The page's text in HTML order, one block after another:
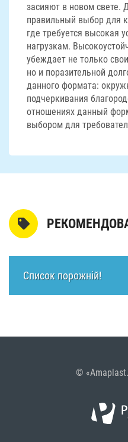
засияют в новом свете.
правильный выбор для
где требуется высокая
нагрузкам.
убеждает не только
но и поразительной
данного формата:
подчеркивания
отношениях данный
выбором для
Список порожній!
©